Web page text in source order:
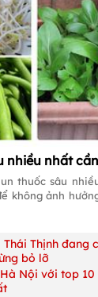
nhiều nhất
thuốc sâu
không ảnh
Thịnh đang
bỏ lỡ
Nội với top